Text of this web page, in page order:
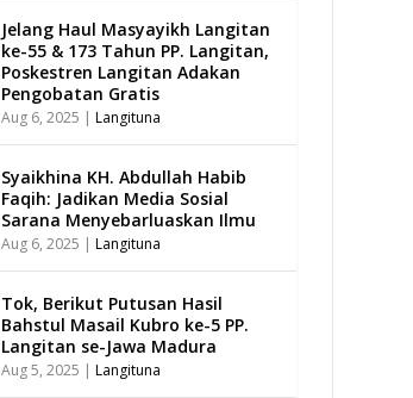
Jelang Haul Masyayikh Langitan
ke-55 & 173 Tahun PP. Langitan,
Poskestren Langitan Adakan
Pengobatan Gratis
Aug 6, 2025 | Langituna
Syaikhina KH. Abdullah Habib
Faqih: Jadikan Media Sosial
Sarana Menyebarluaskan Ilmu
Aug 6, 2025 | Langituna
Tok, Berikut Putusan Hasil
Bahstul Masail Kubro ke-5 PP.
Langitan se-Jawa Madura
Aug 5, 2025 | Langituna